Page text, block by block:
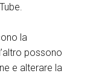
la
possono
e alterare la